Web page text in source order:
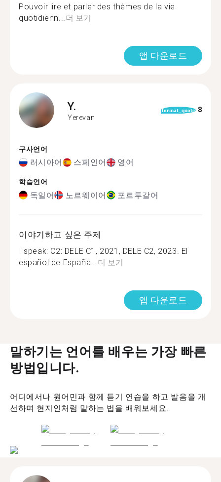
Pouvoir lire et parler des thèmes de la vie
quotidienn... 더 보기
앱 다운로드
Y.
Yerevan
format_quote 8
구사언어
러시아어 스페인어 영어
학습언어
독일어 노르웨이어 포르투갈어
이야기하고 싶은 주제
I speak: C2: DELE C1, 2021, DELE C2, 2023. El
español de España... 더 보기
앱 다운로드
말하기는 언어를 배우는 가장 빠른
방법입니다.
어디에서나 원어민과 함께 듣기 연습을 하고 발음을 개
선하며 현지인처럼 말하는 법을 배워보세요.